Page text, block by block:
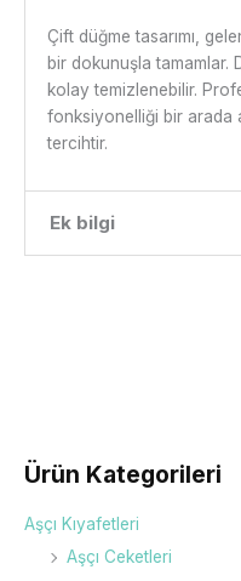
Ürün Kategorileri
Aşçı Kıyafetleri
Aşçı Ceketleri
Çift düğme tasarımı,
bir dokunuşla tamamlar.
kolay temizlenebilir.
fonksiyonelliği bir arada
tercihtir.
Ek bilgi